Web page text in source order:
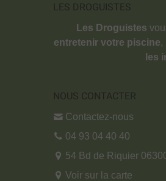
LES DROGUISTES
Les Droguistes
entretenir votre piscine,
les
NOUS CONTACTER
Contactez-nous
04 93 04 40 40
54 Bd de Riquier
Voir sur la carte